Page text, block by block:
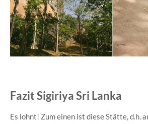
Fazit Sigiriya Sri Lanka
Es lohnt! Zum einen ist diese Stätte, d.h.